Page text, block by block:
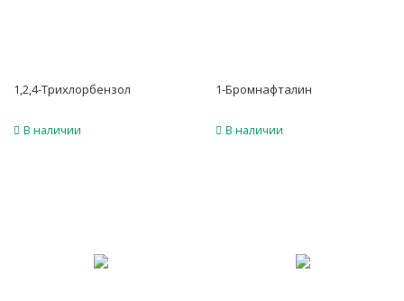
1,2,4-Трихлорбензол
В наличии
1-Бромнафталин
В наличии